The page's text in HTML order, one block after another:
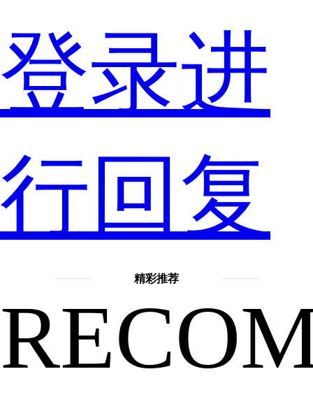
己
心
仪
登录进
行回复
精彩推荐